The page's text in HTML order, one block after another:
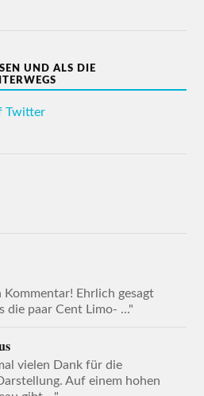
UND ALS DIE
Twitter
Kommentar! Ehrlich gesagt
die paar Cent Limo- ..."
vielen Dank für die
Auf einem hohen